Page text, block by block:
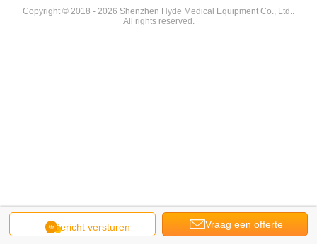
Bericht versturen Vraag een offerte
Copyright © 2018 - 2026 Shenzhen Hyde Medical Equipment Co., Ltd..
All rights reserved.